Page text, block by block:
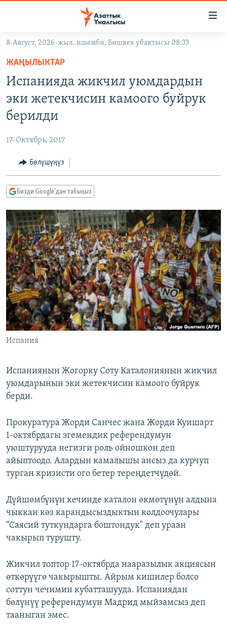
Навигацияга
өтүңүз
Издөөгө
салыңыз
МАДАНИЯТ
УКРАИНА
ТВ ПРОГРАММАЛАР
БҮГҮН АЗАТТЫКТА
ДАНИСТЕ
ЭЖЕ-СИҢДИЛЕР
АЗАТТЫК+
ЫҢГАЙСЫЗ СУРООЛОР
ПОДКАСТ
Русский
ОНЛАЙН ШЕРИНЕ
ЭЕ/АРнун бардык сайттары
8-Август, 2026-жыл, ишемби, Бишкек убактысы 08:33
ЖАҢЫЛЫКТАР
Испанияда жикчил уюмдардын
эки жетекчисин камоого буйрук
берилди
17-Октябрь, 2017
Бөлүшүңүз
Бизди Google'дан табыңыз
Испания
Испаниянын Жогорку Соту Каталониянын жикчил
уюмдарынын эки жетекчисин камоого буйрук
берди.
Прокуратура Жорди Санчес жана Жорди Куишарт
1-октябрдагы эгемендик референдумун
уюштурууда негизги роль ойношкон деп
айыптоодо. Алардын камалышы ансыз да курчуп
турган кризисти ого бетер тереңдетчүдөй.
Дүйшөмбүнүн кечинде каталон өкмөтүнүн алдына
чыккан көз карандысыздыктын колдоочулары
“Саясий туткундарга боштондук" деп ураан
чакырып турушту.
Жикчил топтор 17-октябрда нааразылык акциясын
өткөрүүгө чакырышты. Айрым кишилер болсо
соттун чечимин кубатташууда. Испаниядан
бөлүнүү референдумун Мадрид мыйзамсыз деп
тааныган эмес.